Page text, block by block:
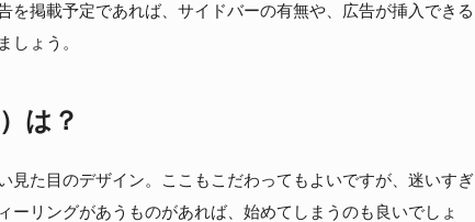
を掲載予定であれば、サイドバーの有無や、広告が挿入できる
しょう。
は？
見た目のデザイン。ここもこだわってもよいですが、迷いすぎ
ーリングがあうものがあれば、始めてしまうのも良いでしょ